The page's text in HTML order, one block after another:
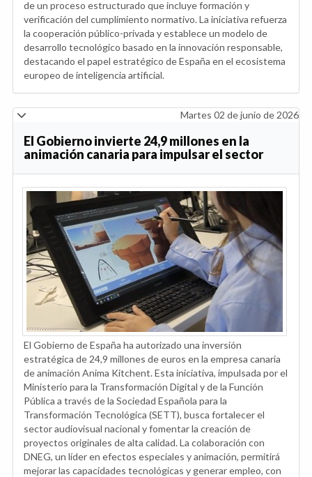
de un proceso estructurado que incluye formación y
verificación del cumplimiento normativo. La iniciativa refuerza
la cooperación público-privada y establece un modelo de
desarrollo tecnológico basado en la innovación responsable,
destacando el papel estratégico de España en el ecosistema
europeo de inteligencia artificial.
Martes 02 de junio de 2026
El Gobierno invierte 24,9 millones en la
animación canaria para impulsar el sector
El Gobierno de España ha autorizado una inversión
estratégica de 24,9 millones de euros en la empresa canaria
de animación Anima Kitchent. Esta iniciativa, impulsada por el
Ministerio para la Transformación Digital y de la Función
Pública a través de la Sociedad Española para la
Transformación Tecnológica (SETT), busca fortalecer el
sector audiovisual nacional y fomentar la creación de
proyectos originales de alta calidad. La colaboración con
DNEG, un líder en efectos especiales y animación, permitirá
mejorar las capacidades tecnológicas y generar empleo, con